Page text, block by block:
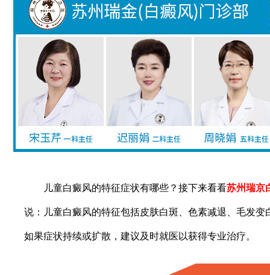
儿童白癜风的特征症状有哪些？接下来看看苏州瑞京
说：儿童白癜风的特征包括皮肤白斑、色素减退、毛发变
如果症状持续或扩散，建议及时就医以获得专业治疗。